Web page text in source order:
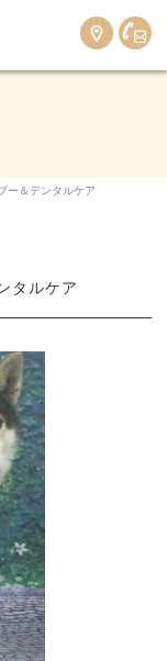
ー＆デンタルケア
タルケア